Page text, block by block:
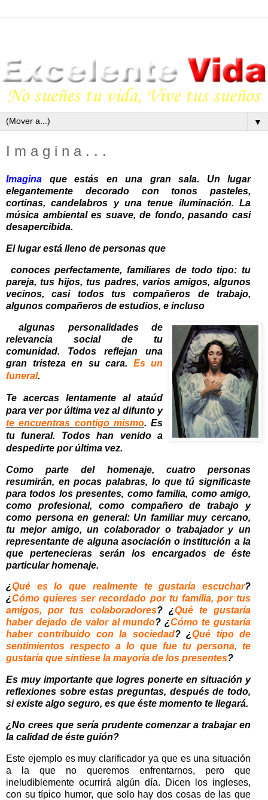
▼
I m a g i n a . . .
Imagina que estás en una gran sala. Un lugar
elegantemente decorado con tonos pasteles,
cortinas, candelabros y una tenue iluminación. La
música ambiental es suave, de fondo, pasando casi
desapercibida.
El lugar está lleno de personas que
conoces perfectamente, familiares de todo tipo: tu
pareja, tus hijos, tus padres, varios amigos, algunos
vecinos, casi todos tus compañeros de trabajo,
algunos compañeros de estudios, e incluso
algunas personalidades de
relevancia social de tu
comunidad. Todos reflejan una
gran tristeza en su cara. Es un
funeral.
Te acercas lentamente al ataúd
para ver por última vez al difunto y
te encuentras contigo mismo. Es
tu funeral. Todos han venido a
despedirte por última vez.
Como parte del homenaje, cuatro personas
resumirán, en pocas palabras, lo que tú significaste
para todos los presentes, como familia, como amigo,
como profesional, como compañero de trabajo y
como persona en general: Un familiar muy cercano,
tu mejor amigo, un colaborador o trabajador y un
representante de alguna asociación o institución a la
que pertenecieras serán los encargados de éste
particular homenaje.
¿Qué es lo que realmente te gustaría escuchar?
¿Cómo quieres ser recordado por tu familia, por tus
amigos, por tus colaboradores? ¿Qué te gustaría
haber dejado de valor al mundo? ¿Cómo te gustaría
haber contribuido con la sociedad? ¿Qué tipo de
sentimientos respecto a lo que fue tu persona, te
gustaría que sintiese la mayoría de los presentes?
Es muy importante que logres ponerte en situación y
reflexiones sobre estas preguntas, después de todo,
si existe algo seguro, es que éste momento te llegará.
¿No crees que sería prudente comenzar a trabajar en
la calidad de éste guión?
Este ejemplo es muy clarificador ya que es una situación
a la que no queremos enfrentarnos, pero que
ineludiblemente ocurrirá algún día. Dicen los ingleses,
con su típico humor, que solo hay dos cosas de las que